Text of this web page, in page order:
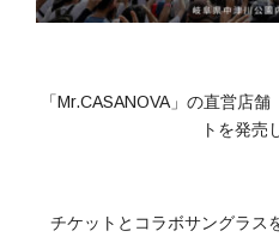
「Mr.CASANOVA」の直営店
トを発売
チケットとコラボサングラス